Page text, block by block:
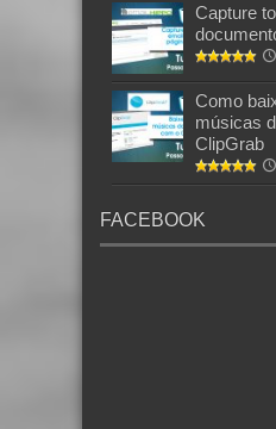
Capture
Como
músicas
ClipGrab
FACEBOOK